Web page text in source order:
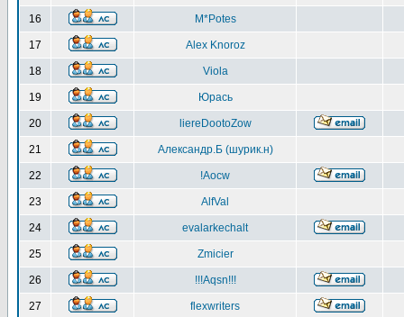
16 M*Potes
17 Alex Knoroz
18 Viola
19 Юрась
20 liereDootoZow
21 Александр.Б (шурик.н)
22 !Aocw
23 AlfVal
24 evalarkechalt
25 Zmicier
26 !!!Aqsn!!!
27 flexwriters